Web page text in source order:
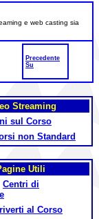
e web casting sia
Precedente
Su
Streaming
sul Corso
non Standard
Utili
Centri di
al Corso